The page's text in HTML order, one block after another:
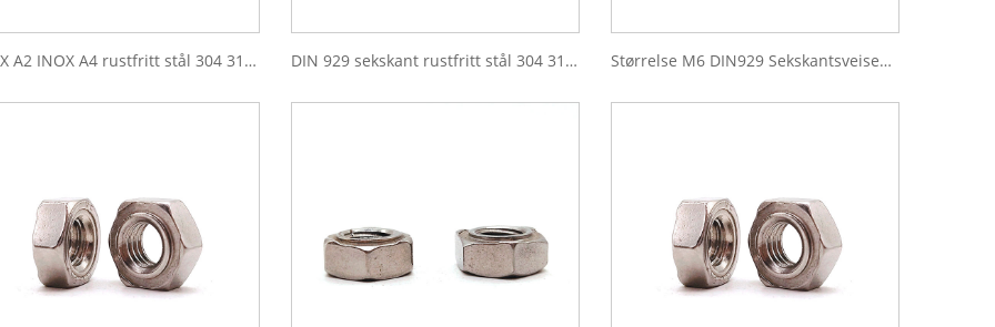
INOX A2 INOX A4 rustfritt stål 304 316 M10 M12 M16 Typer sekskantmuttere DIN 929 sekskant rustfritt stål 304 316 sveisemuttere Størrelse M6 DIN929 Sekskantsveisemutter i rustfritt stål